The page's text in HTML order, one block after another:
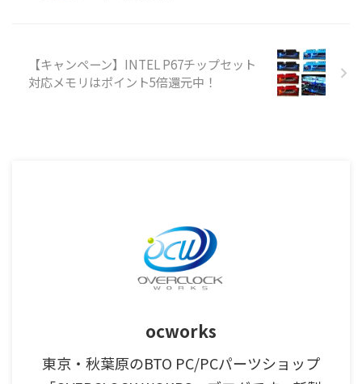
【キャンペーン】INTEL P67チップセット
対応メモリはポイント5倍還元中！
ocworks
東京・秋葉原のBTO PC/PCパーツショップ